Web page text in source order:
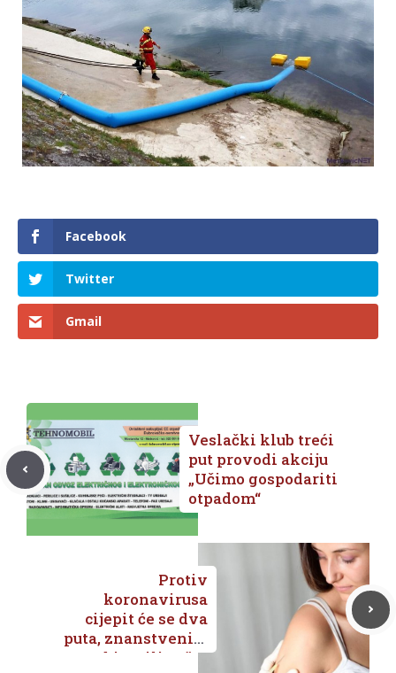
Facebook
Twitter
Gmail
Veslački klub treći
put provodi akciju
„Učimo gospodariti
otpadom“
Protiv
koronavirusa
cijepit će se dva
puta, znanstvenici
objasnili zašto